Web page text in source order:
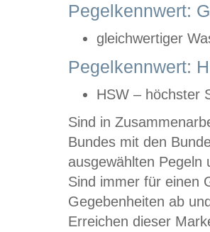
Pegelkennwert:
gleichwertiger
Pegelkennwert:
HSW – höchster
Sind in
Bundes mit den
ausgewählten
Sind immer für einen
Gegebenheiten ab
Erreichen dieser